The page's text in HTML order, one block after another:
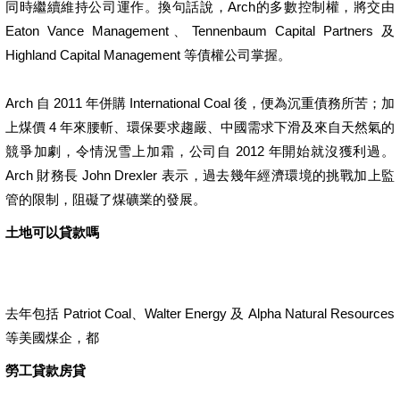
同時繼續維持公司運作。換句話說，Arch的多數控制權，將交由
Eaton Vance Management、Tennenbaum Capital Partners 及
Highland Capital Management 等債權公司掌握。
Arch 自 2011 年併購 International Coal 後，便為沉重債務所苦；加
上煤價 4 年來腰斬、環保要求趨嚴、中國需求下滑及來自天然氣的
競爭加劇，令情況雪上加霜，公司自 2012 年開始就沒獲利過。
Arch 財務長 John Drexler 表示，過去幾年經濟環境的挑戰加上監
管的限制，阻礙了煤礦業的發展。
土地可以貸款嗎
去年包括 Patriot Coal、Walter Energy 及 Alpha Natural Resources
等美國煤企，都
勞工貸款房貸